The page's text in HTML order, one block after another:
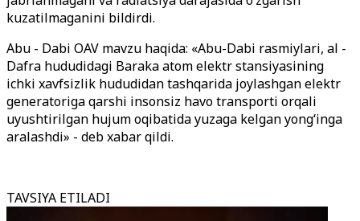
kuzatilmaganini bildirdi.
Abu - Dabi OAV mavzu haqida: «Abu-Dabi rasmiylari, al -
Dafra hududidagi Baraka atom elektr stansiyasining
ichki xavfsizlik hududidan tashqarida joylashgan elektr
generatoriga qarshi insonsiz havo transporti orqali
uyushtirilgan hujum oqibatida yuzaga kelgan yong‘inga
aralashdi» - deb xabar qildi.
TAVSIYA ETILADI